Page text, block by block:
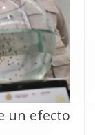
un efecto